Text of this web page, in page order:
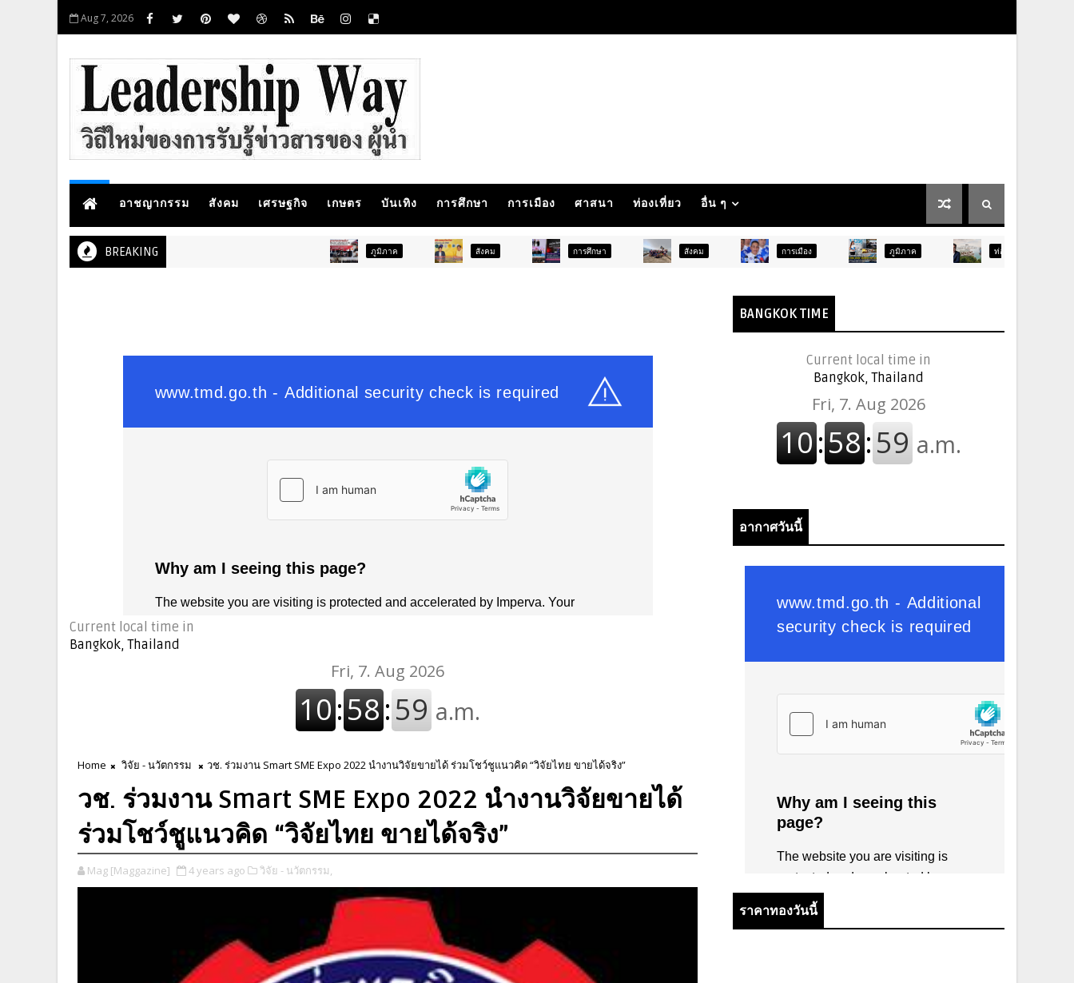
Aug 7, 2026
อาชญากรรม สังคม เศรษฐกิจ เกษตร บันเทิง การศึกษา การเมือง ศาสนา ท่องเที่ยว อื่น ๆ
BREAKING
Current local time in
Bangkok, Thailand
Home วิจัย - นวัตกรรม วช. ร่วมงาน Smart SME Expo 2022 นำงานวิจัยขายได้ ร่วมโชว์ชูแนวคิด “วิจัยไทย ขายได้จริง”
วช. ร่วมงาน Smart SME Expo 2022 นำงานวิจัยขายได้
ร่วมโชว์ชูแนวคิด “วิจัยไทย ขายได้จริง”
Mag [Maggazine] 4 years ago วิจัย - นวัตกรรม,
BANGKOK TIME
Current local time in
Bangkok, Thailand
อากาศวันนี้
ราคาทองวันนี้